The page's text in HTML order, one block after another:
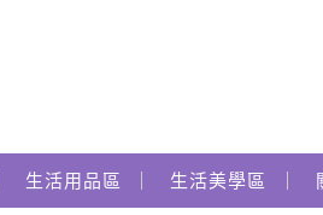
生活用品區 生活美學區